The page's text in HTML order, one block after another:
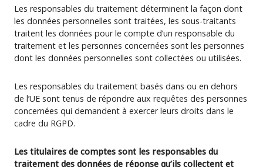
Les responsables du traitement déterminent la façon dont
les données personnelles sont traitées, les sous-traitants
traitent les données pour le compte d’un responsable du
traitement et les personnes concernées sont les personnes
dont les données personnelles sont collectées ou utilisées.
Les responsables du traitement basés dans ou en dehors
de l’UE sont tenus de répondre aux requêtes des personnes
concernées qui demandent à exercer leurs droits dans le
cadre du RGPD.
Les titulaires de comptes sont les responsables du
traitement des données de réponse qu’ils collectent et